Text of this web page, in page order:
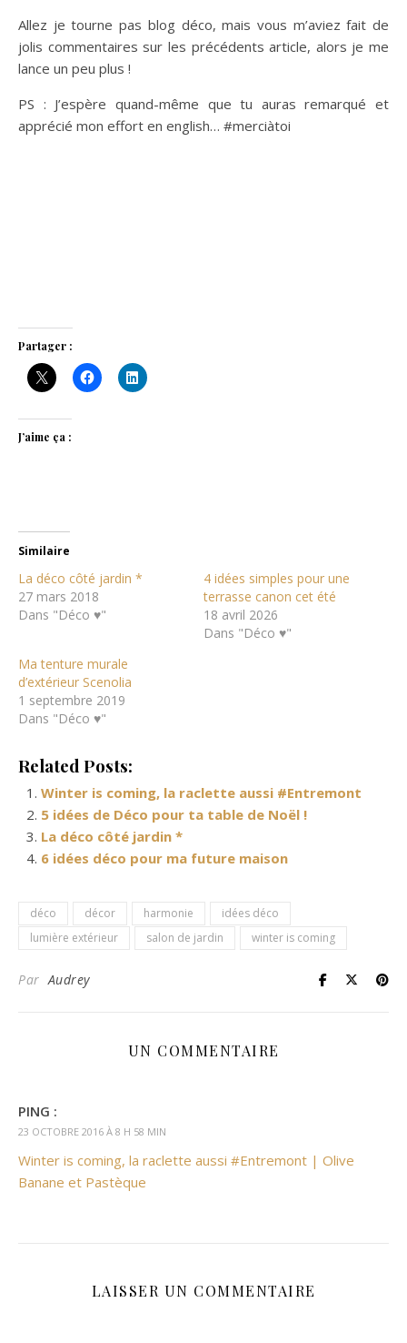
Allez je tourne pas blog déco, mais vous m’aviez fait de
jolis commentaires sur les précédents article, alors je me
lance un peu plus !
PS : J’espère quand-même que tu auras remarqué et
apprécié mon effort en english… #merciàtoi
Partager :
J’aime ça :
Similaire
La déco côté jardin *
27 mars 2018
Dans "Déco ♥"
4 idées simples pour une
terrasse canon cet été
18 avril 2026
Dans "Déco ♥"
Ma tenture murale
d’extérieur Scenolia
1 septembre 2019
Dans "Déco ♥"
Related Posts:
Winter is coming, la raclette aussi #Entremont
5 idées de Déco pour ta table de Noël !
La déco côté jardin *
6 idées déco pour ma future maison
déco décor harmonie
idées déco
lumière extérieur
salon de jardin winter is coming
ParAudrey
UN COMMENTAIRE
PING :
23 OCTOBRE 2016 À 8 H 58 MIN
Winter is coming, la raclette aussi #Entremont | Olive
Banane et Pastèque
LAISSER UN COMMENTAIRE